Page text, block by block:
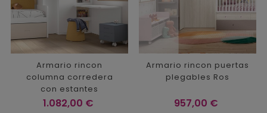
Armario rincon
columna corredera
con estantes
Precio
1.082,00 €
Armario rincon puertas
plegables Ros
Precio
957,00 €